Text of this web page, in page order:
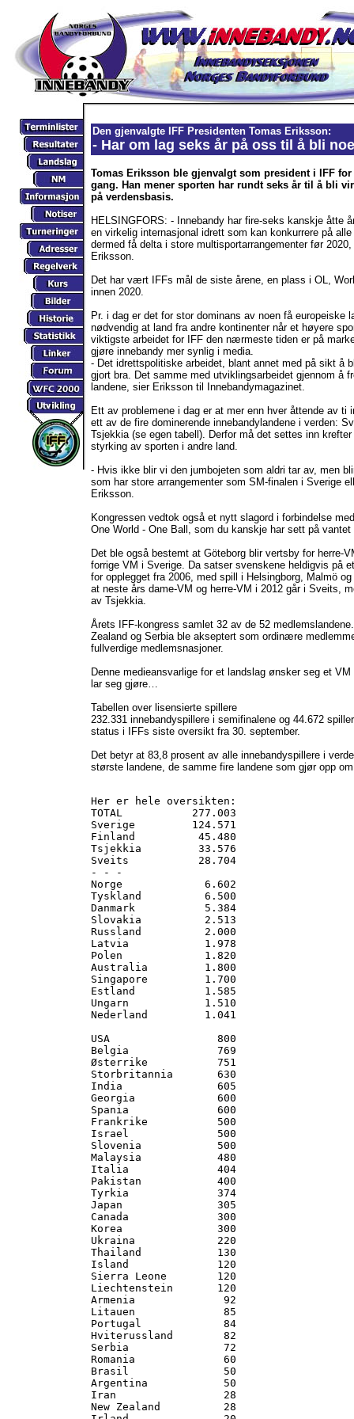
Den gjenvalgte IFF Presidenten Tomas Eriksson:
- Har om lag seks år på oss til å bli
Tomas Eriksson ble gjenvalgt som president i IFF for
gang. Han mener sporten har rundt seks år til å bli
på verdensbasis.
HELSINGFORS: - Innebandy har fire-seks kanskje åtte
en virkelig internasjonal idrett som kan konkurrere på
dermed få delta i store multisportarrangementer før
Eriksson.
Det har vært IFFs mål de siste årene, en plass i OL,
innen 2020.
Pr. i dag er det for stor dominans av noen få europeiske
nødvendig at land fra andre kontinenter når et høyere
viktigste arbeidet for IFF den nærmeste tiden er på
gjøre innebandy mer synlig i media.
- Det idrettspolitiske arbeidet, blant annet med på sikt å
gjort bra. Det samme med utviklingsarbeidet gjennom å
landene, sier Eriksson til Innebandymagazinet.
Ett av problemene i dag er at mer enn hver åttende av ti
ett av de fire dominerende innebandylandene i verden:
Tsjekkia (se egen tabell). Derfor må det settes inn
styrking av sporten i andre land.
- Hvis ikke blir vi den jumbojeten som aldri tar av, men
som har store arrangementer som SM-finalen i Sverige
Eriksson.
Kongressen vedtok også et nytt slagord i forbindelse
One World - One Ball, som du kanskje har sett på
Det ble også bestemt at Göteborg blir vertsby for herre-
forrige VM i Sverige. Da satser svenskene heldigvis på
for opplegget fra 2006, med spill i Helsingborg, Malmö
at neste års dame-VM og herre-VM i 2012 går i Sveits,
av Tsjekkia.
Årets IFF-kongress samlet 32 av de 52
Zealand og Serbia ble akseptert som ordinære
fullverdige medlemsnasjoner.
Denne medieansvarlige for et landslag ønsker seg et
lar seg gjøre…
Tabellen over lisensierte spillere
232.331 innebandyspillere i semifinalene og 44.672
status i IFFs siste oversikt fra 30. september.
Det betyr at 83,8 prosent av alle innebandyspillere i
største landene, de samme fire landene som gjør opp
Her er hele oversikten:
TOTAL           277.003
Sverige         124.571
Finland          45.480
Tsjekkia         33.576
Sveits           28.704
- - -
Norge             6.602
Tyskland          6.500
Danmark           5.384
Slovakia          2.513
Russland          2.000
Latvia            1.978
Polen             1.820
Australia         1.800
Singapore         1.700
Estland           1.585
Ungarn            1.510
Nederland         1.041
USA                 800
Belgia              769
Østerrike           751
Storbritannia       630
India               605
Georgia             600
Spania              600
Frankrike           500
Israel              500
Slovenia            500
Malaysia            480
Italia              404
Pakistan            400
Tyrkia              374
Japan               305
Canada              300
Korea               300
Ukraina             220
Thailand            130
Island              120
Sierra Leone        120
Liechtenstein       120
Armenia              92
Litauen              85
Portugal             84
Hviterussland        82
Serbia               72
Romania              60
Brasil               50
Argentina            50
Iran                 28
New Zealand          28